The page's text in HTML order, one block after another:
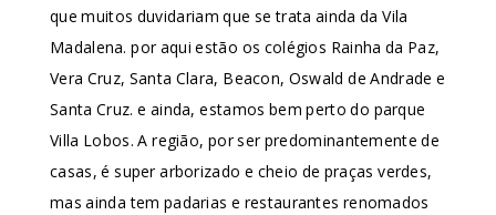
que muitos duvidariam que se trata ainda da Vila
Madalena. por aqui estão os colégios Rainha da Paz,
Vera Cruz, Santa Clara, Beacon, Oswald de Andrade e
Santa Cruz. e ainda, estamos bem perto do parque
Villa Lobos. A região, por ser predominantemente de
casas, é super arborizado e cheio de praças verdes,
mas ainda tem padarias e restaurantes renomados